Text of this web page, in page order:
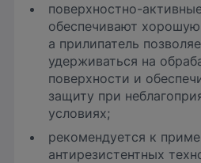
поверхностно-
обеспечивают
а прилипатель
удерживаться на
поверхности и
защиту при
условиях;
рекомендуется к
антирезистентных